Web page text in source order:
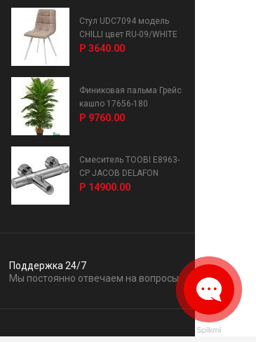
Стул UDC7094 модель
CHILLI цвет RU-09/WHITE
Р 3640.00
Финиковая пальма Грейс
кашпо 17656-180
Р 9760.00
Смеситель TOOBI E8963-
CP JACOB DELAFON
Р 14900.00
Поддержка 24/7
Мы постоянно отвечаем на вопросы